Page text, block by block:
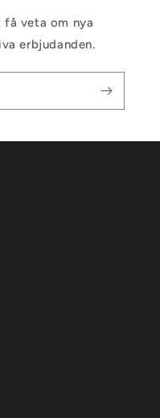
veta om nya
erbjudanden.